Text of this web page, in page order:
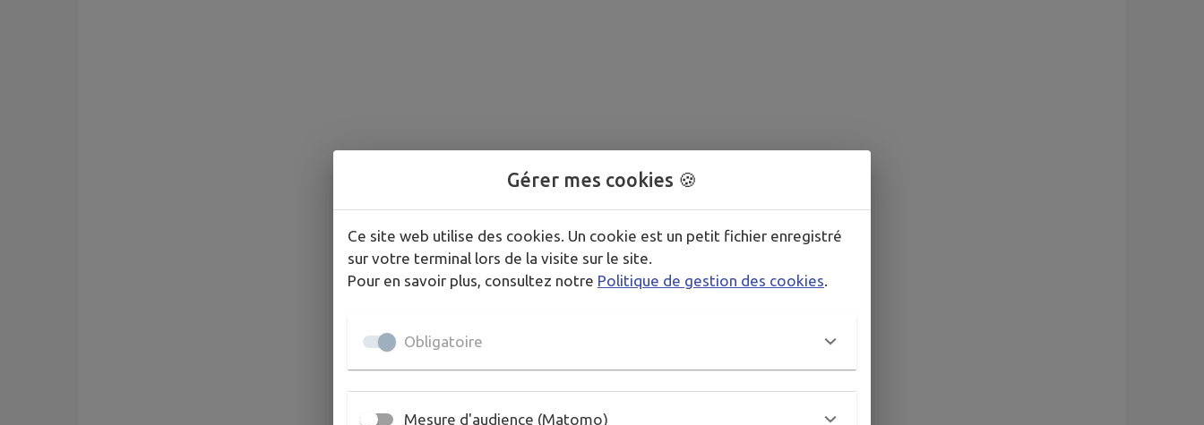
Gérer mes cookies 🍪
Ce site web utilise des cookies. Un cookie est un petit fichier enregistré
sur votre terminal lors de la visite sur le site.
Pour en savoir plus, consultez notre Politique de gestion des cookies
Obligatoire
Mesure d'audience (Matomo)